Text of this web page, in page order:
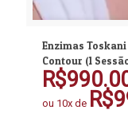
Enzimas
Contour (1
R$
ou 10x de R$